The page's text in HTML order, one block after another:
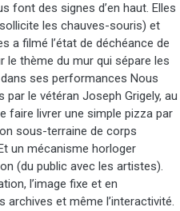
font des signes d’en haut. Elles
les chauves-souris) et
a filmé l’état de déchéance de
le thème du mur qui sépare les
ses performances Nous
le vétéran Joseph Grigely, au
faire livrer une simple pizza par
sous-terraine de corps
un mécanisme horloger
(du public avec les artistes).
l’image fixe et en
et même l’interactivité.